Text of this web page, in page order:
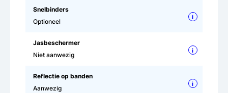
Snelbinders
Optioneel
i
Jasbeschermer
Niet aanwezig
i
Reflectie op banden
Aanwezig
i